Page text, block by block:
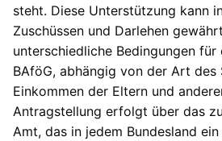
steht. Diese Unterstützung kann
Zuschüssen und Darlehen
unterschiedliche Bedingungen
BAföG, abhängig von der Art des
Einkommen der Eltern und
Antragstellung erfolgt über das
Amt, das in jedem Bundesland